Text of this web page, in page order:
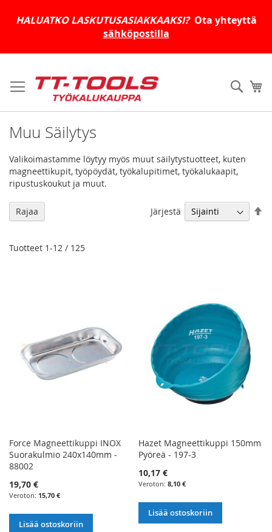
HALUATKO LASKUTUSASIAKKAAKSI?Ota yhteyttä
sähköpostilla
to
Content
Haku
Muu Säilytys
Valikoimastamme löytyy myös muut säilytystuotteet, kuten
magneettikupit, työpöydät, työkalupitimet, työkalukaapit,
ripustuskoukut ja muut.
Tuotteet 1-12 / 125
Järjestä
Force Magneettikuppi INOX
Suorakulmio 240x140mm -
88002
19,70 €
15,70 €
Lisää ostoskoriin
Hazet Magneettikuppi 150mm
Pyöreä - 197-3
10,17 €
8,10 €
Lisää ostoskoriin
Rajaa